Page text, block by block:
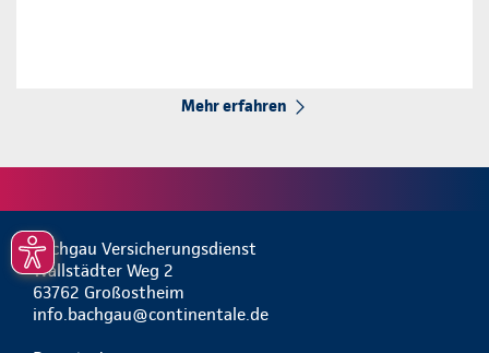
Mehr erfahren
Bachgau Versicherungsdienst
Wallstädter Weg 2
63762 Großostheim
info.bachgau@continentale.de